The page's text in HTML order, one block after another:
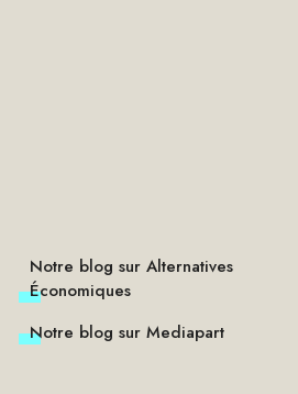
Notre blog sur Alternatives
Économiques
Notre blog sur Mediapart